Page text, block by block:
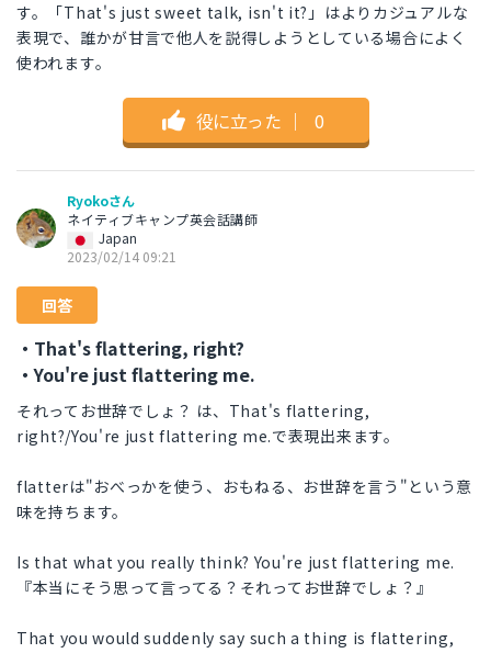
す。「That's just sweet talk, isn't it?」はよりカジュアルな
表現で、誰かが甘言で他人を説得しようとしている場合によく
使われます。
役に立った ｜ 0
Ryokoさん
ネイティブキャンプ英会話講師
Japan
2023/02/14 09:21
回答
・That's flattering, right?
・You're just flattering me.
それってお世辞でしょ？ は、That's flattering,
right?/You're just flattering me.で表現出来ます。
flatterは"おべっかを使う、おもねる、お世辞を言う"という意
味を持ちます。
Is that what you really think? You're just flattering me.
『本当にそう思って言ってる？それってお世辞でしょ？』
That you would suddenly say such a thing is flattering,